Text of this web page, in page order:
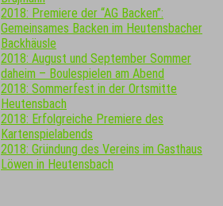
2018: Premiere der “AG Backen”:
Gemeinsames Backen im Heutensbacher
Backhäusle
2018: August und September Sommer
daheim – Boulespielen am Abend
2018: Sommerfest in der Ortsmitte
Heutensbach
2018: Erfolgreiche Premiere des
Kartenspielabends
2018: Gründung des Vereins im Gasthaus
Löwen in Heutensbach